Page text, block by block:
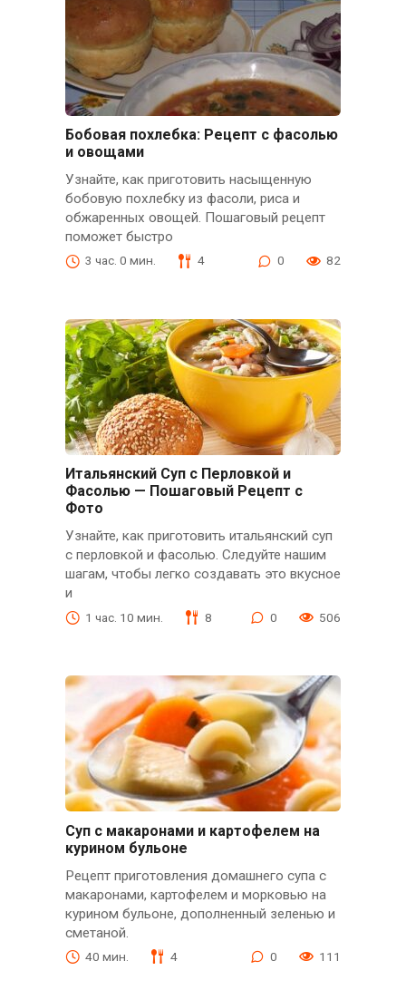
Бобовая похлебка: Рецепт с фасолью
и овощами
Узнайте, как приготовить насыщенную
бобовую похлебку из фасоли, риса и
обжаренных овощей. Пошаговый рецепт
поможет быстро
3 час. 0 мин. 4 0 82
Итальянский Суп с Перловкой и
Фасолью — Пошаговый Рецепт с
Фото
Узнайте, как приготовить итальянский суп
с перловкой и фасолью. Следуйте нашим
шагам, чтобы легко создавать это вкусное
и
1 час. 10 мин. 8 0 506
Суп с макаронами и картофелем на
курином бульоне
Рецепт приготовления домашнего супа с
макаронами, картофелем и морковью на
курином бульоне, дополненный зеленью и
сметаной.
40 мин. 4 0 111